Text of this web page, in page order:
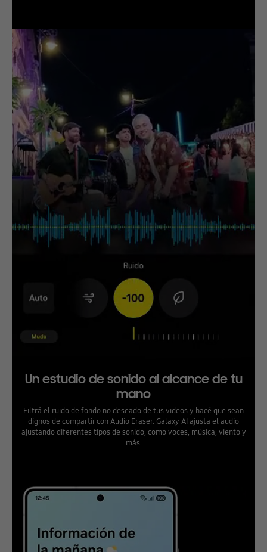
Un estudio de sonido al alcance de tu
mano
Filtrá el ruido de fondo no deseado de tus videos y hacé que sean
dignos de compartir con Audio Eraser. Galaxy AI ajusta el audio
ajustando diferentes tipos de sonido, como voces, música, viento y
más.